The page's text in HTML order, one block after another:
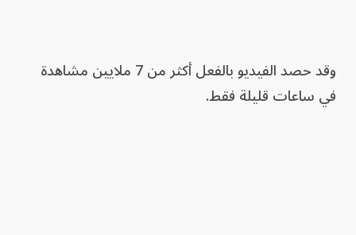
وقد حصد الفيديو بالفعل أكثر من 7 ملايين مشاهدة
في ساعات قليلة فقط.